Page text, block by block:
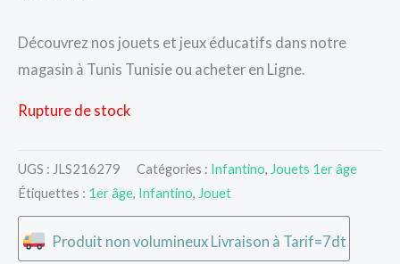
Découvrez nos jouets et jeux éducatifs dans notre
magasin à Tunis Tunisie ou acheter en Ligne.
Rupture de stock
UGS : JLS216279 Catégories : Infantino, Jouets 1er âge
Étiquettes : 1er âge, Infantino, Jouet
Produit non volumineux Livraison à Tarif=7dt